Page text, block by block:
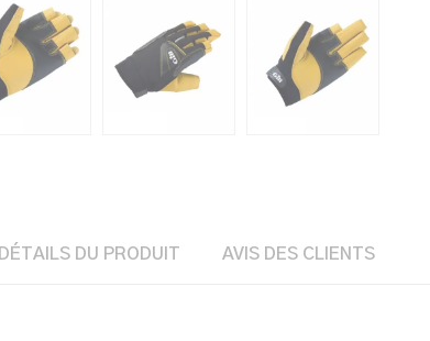
DÉTAILS DU PRODUIT AVIS DES CLIENTS